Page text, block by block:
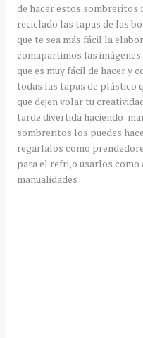
de hacer estos
reciclado las tapas de las
que te sea más fácil la
comapartimos las imágenes
que es muy fácil de hacer y
todas las tapas de plástico
que dejen volar tu
tarde divertida haciendo
sombreritos los puedes
regarlalos como
para el refri,o usarlos como
manualidades .